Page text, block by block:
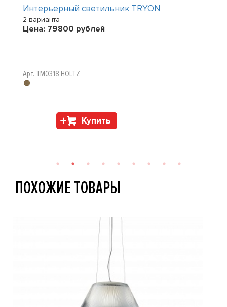
Интерьерный светильник TRYON
2 варианта
Цена: 79800 рублей
Арт. TM0318 HOLTZ
Купить
ПОХОЖИЕ ТОВАРЫ